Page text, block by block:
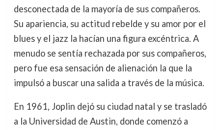
desconectada de la mayoría de sus compañeros.
Su apariencia, su actitud rebelde y su amor por el
blues y el jazz la hacían una figura excéntrica. A
menudo se sentía rechazada por sus compañeros,
pero fue esa sensación de alienación la que la
impulsó a buscar una salida a través de la música.
En 1961, Joplin dejó su ciudad natal y se trasladó
a la Universidad de Austin, donde comenzó a